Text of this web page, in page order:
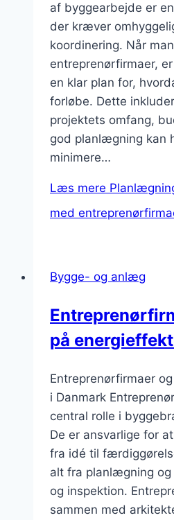
af byggearbejde er
der kræver
koordinering. Når
entreprenørfirmaer,
en klar plan for,
forløbe. Dette
projektets omfang,
god planlægning kan
minimere…
Læs mere
med
Bygge- og anlæg
på
Entreprenørfirmaer
i Danmark
central rolle i
De er ansvarlige for
fra idé til
alt fra planlægning
og inspektion.
sammen med